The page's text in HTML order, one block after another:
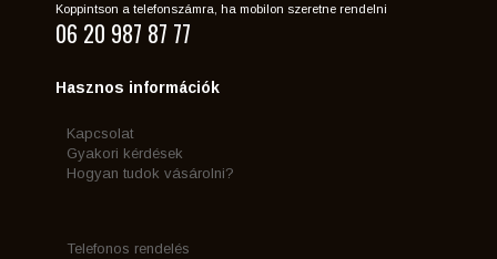
Koppintson a telefonszámra, ha mobilon szeretne rendelni
06 20 987 87 77
Hasznos információk
Kapcsolat
Gyakori kérdések
Hogyan tudok vásárolni?
Telefonos rendelés